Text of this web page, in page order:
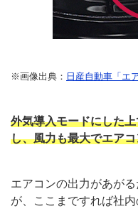
※画像出典： 日産自動車「エ
外気導入モードにした
し、風力も最大でエア
エアコンの出力があが
が、ここまですれば社